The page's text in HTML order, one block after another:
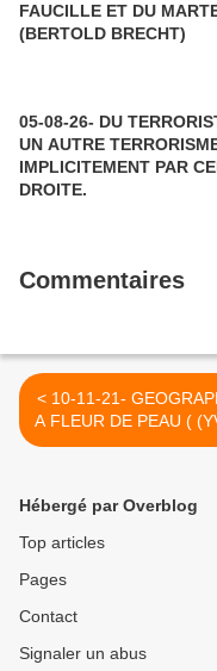
FAUCILLE ET DU
(BERTOLD BRECHT)
05-08-26- DU
UN AUTRE
IMPLICITEMENT PAR CERTAINS MEDIAS D'EXTRÊME
DROITE.
Commentaires
< 10-11-21- GEOGRAPHIE
A FLEUR DE PEAU (
BALCHOY)
Hébergé par Overblog
Top articles
Pages
Contact
Signaler un abus